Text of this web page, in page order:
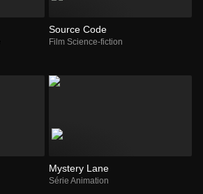
Source Code
Film Science-fiction
Mystery Lane
Série Animation